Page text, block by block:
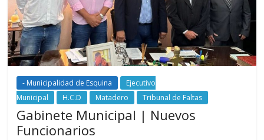
- Municipalidad de Esquina
Ejecutivo
Municipal
H.C.D Matadero Tribunal de Faltas
Gabinete Municipal | Nuevos
Funcionarios